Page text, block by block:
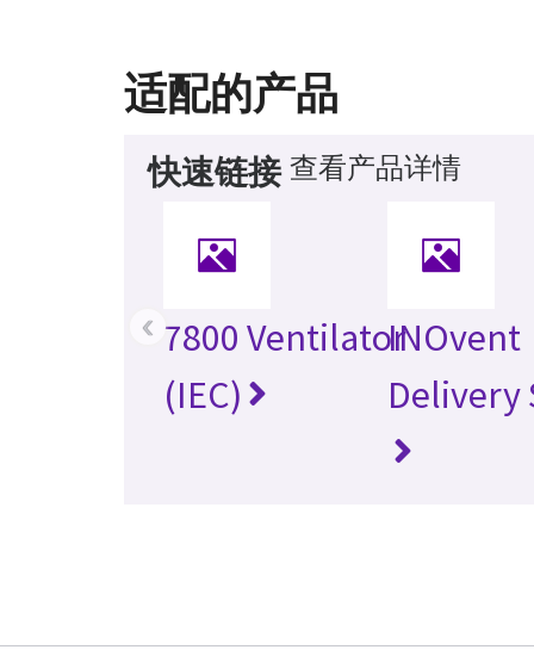
适配的产品
快速链接 查看产品详情
7800 Ventilator
(IEC)
INOvent
Delivery
‹